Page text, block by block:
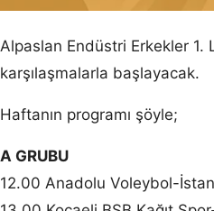
Alpaslan Endüstri Erkekler 1.
karşılaşmalarla başlayacak.
Haftanın programı şöyle;
A GRUBU
12.00 Anadolu Voleybol-